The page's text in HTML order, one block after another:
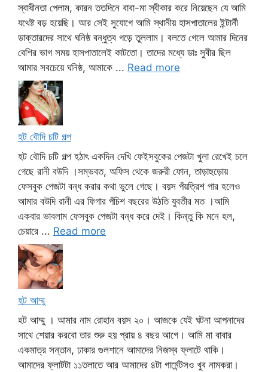
স্বাধীনতা পেলাম, কারন ততদিনে বাবা-মা স্বীকার করে নিয়েছেন যে আমি
যথেষ্ট বড় হয়েছি। আর সেই সুযোগে আমি স্থানীয় হাসপাতালের ইন্টার্নী
ডাক্তারদের সাথে ঘনিষ্ঠ বন্ধুত্ব গড়ে তুললাম। বলতে গেলে আমার দিনের
বেশির ভাগ সময় হাসপাতালেই কাটতো। তাদের মধ্যে ডাঃ সুবীর ছিল
আমার সবচেয়ে ঘনিষ্ঠ, আমাকে ... Read more
হট বৌদি চটি গল্প
হট বৌদি চটি গল্প হঠাৎ একদিন দেখি ফেইসবুকের পেজটা খুলা রেখেই চলে
গেছে রানী বউদি ।সম্ভবত, অফিস থেকে জরুরী ফোন, তাড়াহুড়োয়
ফেসবুক পেজটা বন্ধ করার কথা ভুলে গেছে। বয়স পঁয়ত্রিশ পার হলেও
আমার বউদি রানী এর ফিগার পঁচিশ বছরের উঠতি যুবতীর মত ।আমি
একবার ভাবলাম ফেসবুক পেজটা বন্ধ করে দেই। কিন্তু কি মনে হল,
চেয়ারে ... Read more
হট আম্মু
হট আম্মু । আমার নাম রোহান বয়স ২০। আজকে যেই ঘটনা আপনাদের
সাথে শেয়ার করবো তার শুরু হয় প্রায় ৪ বছর আগে। আমি মা বাবার
একমাত্র সন্তান, ঢাকার গুলশানে আমাদের নিজস্ব ফ্লাটে থাকি।
আমাদের ফ্লাটটা ১১তলাতে আর আমাদের ৪টা গার্মেন্টসও খুব নামকরা।